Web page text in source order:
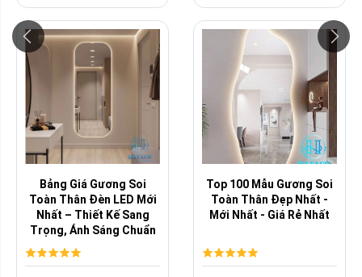
Bảng Giá Gương Soi
Toàn Thân Đèn LED Mới
Nhất – Thiết Kế Sang
Trọng, Ánh Sáng Chuẩn
Studio, Giá ...
Top 100 Mẫu Gương Soi
Toàn Thân Đẹp Nhất -
Mới Nhất - Giá Rẻ Nhất